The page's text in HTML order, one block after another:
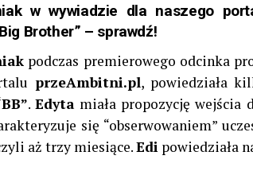
w wywiadzie dla naszego
Brother” – sprawdź!
podczas premierowego odcinka
przeAmbitni.pl, powiedziała
.Edyta miała propozycję wejścia
się “obserwowaniem”
aż trzy miesiące.Edi powiedziała